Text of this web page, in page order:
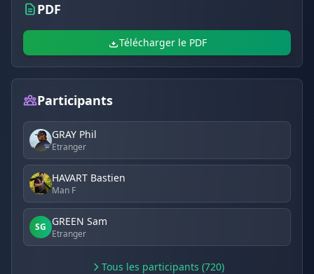
PDF
Télécharger le PDF
Participants
GRAY Phil
Etranger
HAVART Bastien
Man F
SG GREEN Sam
Etranger
Tous les participants (720)